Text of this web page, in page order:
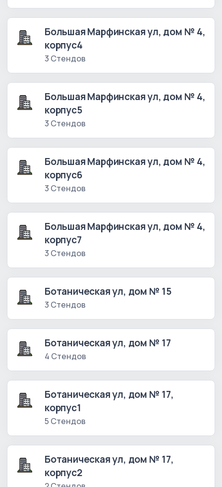
Большая Марфинская ул, дом № 4,
корпус4
3 Стендов
Большая Марфинская ул, дом № 4,
корпус5
3 Стендов
Большая Марфинская ул, дом № 4,
корпус6
3 Стендов
Большая Марфинская ул, дом № 4,
корпус7
3 Стендов
Ботаническая ул, дом № 15
3 Стендов
Ботаническая ул, дом № 17
4 Стендов
Ботаническая ул, дом № 17,
корпус1
5 Стендов
Ботаническая ул, дом № 17,
корпус2